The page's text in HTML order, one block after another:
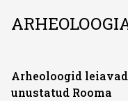
Arheoloogid leiavad
unustatud Rooma